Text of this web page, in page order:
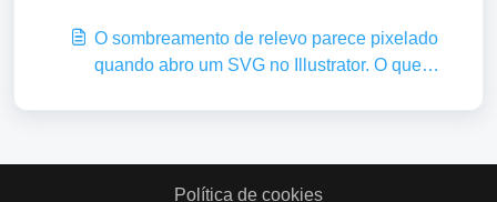
O sombreamento de relevo parece pixelado
quando abro um SVG no Illustrator. O que
Política de cookies